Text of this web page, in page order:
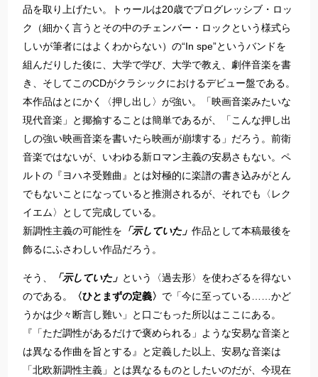
品を取り上げたい。トゥールは20歳でプログレッシブ・ロッ
ク（細かく言うとその中のチェンバー・ロックという様式ら
しいが筆者にはよくわからない）の“In spe”というバンドを
組んだりした後に、大学で学び、大学で教え、劇伴音楽を書
き、そしてこのCDがクラシックにおけるデビュー盤である。
本作品はとにかく〈押し出し〉が強い。「映画音楽みたいな
現代音楽」と揶揄することは簡単であるが、「こんな押し出
しの強い映画音楽を書いたら映画が崩壊する」だろう。前衛
音楽ではないが、いわゆる新ロマン主義の安易さもない。ペ
ルトの『ヨハネ受難曲』とは対極的に楽譜の書き込みがとん
でもないことになっていると推測されるが、それでも〈レク
イエム〉として完成している。
新調性主義の可能性を 「示していた」 作品として本稿最後を
飾るにふさわしい作品だろう。
そう、 「示していた」 という〈過去形〉を使わざるを得ない
のである。
〈ひとまずの定義〉 で「今に至っている……かど
うかは少々断言し難い」と口ごもった所以はここにある。
『「ただ調性があるだけで褒められる」ような安易な音楽と
は異なる作曲を旨とする』と定義した以上、安易な音楽は
「北欧新調性主義」とは異なるものとしたいのだが、今現在